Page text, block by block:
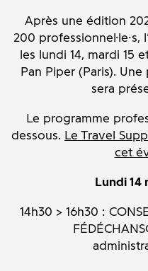
Après une édition
200
les lundi 14, mardi 15
Pan Piper (Paris). Une
sera
Le programme
dessous. Le Travel
cet
Lundi 14
14h30 > 16h30 :